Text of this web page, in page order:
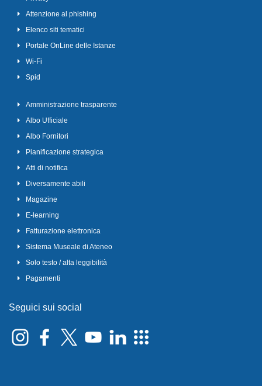
Attenzione al phishing
Elenco siti tematici
Portale OnLine delle Istanze
Wi-Fi
Spid
Amministrazione trasparente
Albo Ufficiale
Albo Fornitori
Pianificazione strategica
Atti di notifica
Diversamente abili
Magazine
E-learning
Fatturazione elettronica
Sistema Museale di Ateneo
Solo testo / alta leggibilità
Pagamenti
Seguici sui social